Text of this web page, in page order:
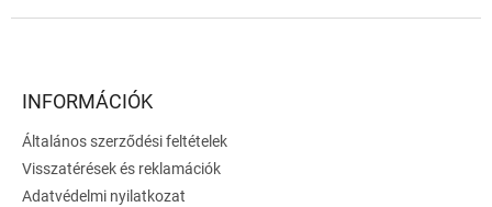
INFORMÁCIÓK
Általános szerződési feltételek
Visszatérések és reklamációk
Adatvédelmi nyilatkozat